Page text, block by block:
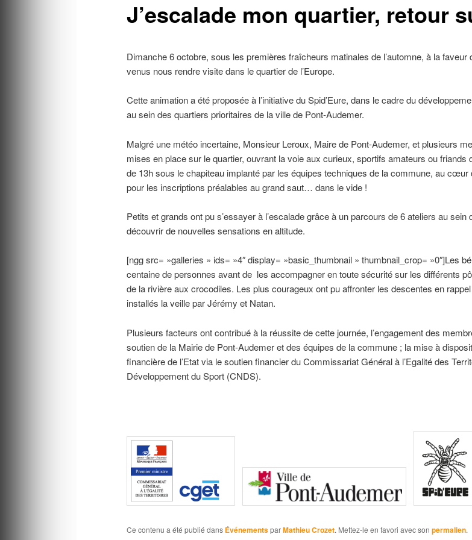
J’escalade mon quartier, retour
Dimanche 6 octobre, sous les premières fraîcheurs matinales de l’automne, à la
venus nous rendre visite dans le quartier de l’Europe.
Cette animation a été proposée à l’initiative du Spid’Eure, dans le cadre du
au sein des quartiers prioritaires de la ville de Pont-Audemer.
Malgré une météo incertaine, Monsieur Leroux, Maire de Pont-Audemer, et plusieurs
mises en place sur le quartier, ouvrant la voie aux curieux, sportifs amateurs ou
de 13h sous le chapiteau implanté par les équipes techniques de la commune, au cœur
pour les inscriptions préalables au grand saut… dans le vide !
Petits et grands ont pu s’essayer à l’escalade grâce à un parcours de 6 ateliers au sein
découvrir de nouvelles sensations en altitude.
[ngg src= »galleries » ids= »4″ display= »basic_thumbnail » thumbnail_crop= »0″]Les
centaine de personnes avant de les accompagner en toute sécurité sur les différents
de la rivière aux crocodiles. Les plus courageux ont pu affronter les descentes en
installés la veille par Jérémy et Natan.
Plusieurs facteurs ont contribué à la réussite de cette journée, l’engagement des
soutien de la Mairie de Pont-Audemer et des équipes de la commune ; la mise à
financière de l’Etat via le soutien financier du Commissariat Général à l’Egalité des
Développement du Sport (CNDS).
Ce contenu a été publié dans ÉvénementsparMathieu Crozet. Mettez-le en favori avec son permalien.